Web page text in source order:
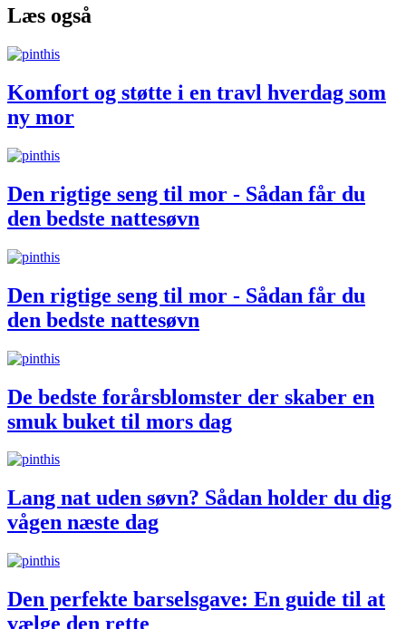
Læs også
Komfort og støtte i en travl hverdag som
ny mor
Den rigtige seng til mor - Sådan får du
den bedste nattesøvn
Den rigtige seng til mor - Sådan får du
den bedste nattesøvn
De bedste forårsblomster der skaber en
smuk buket til mors dag
Lang nat uden søvn? Sådan holder du dig
vågen næste dag
Den perfekte barselsgave: En guide til at
vælge den rette